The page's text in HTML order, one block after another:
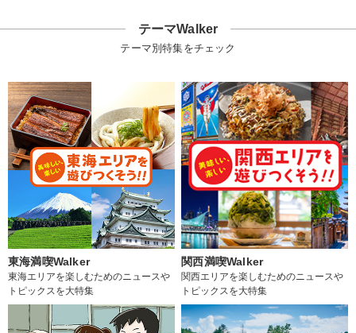
テーマWalker
テーマ別特集をチェック
東海満喫Walker
東海エリアを楽しむためのニュースや
トピックスを大特集
関西満喫Walker
関西エリアを楽しむためのニュースや
トピックスを大特集